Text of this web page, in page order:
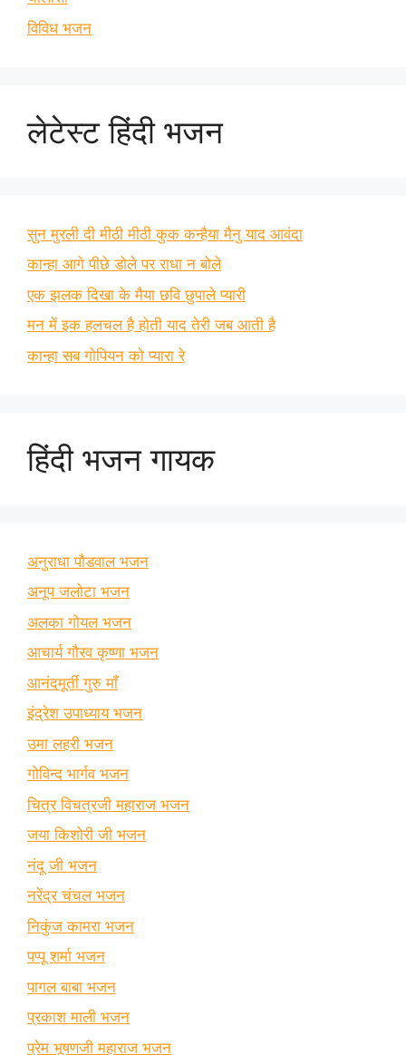
विविध भजन
लेटेस्ट हिंदी भजन
सुन मुरली दी मीठी मीठी कुक कन्हैया मैनु याद आवंदा
कान्हा आगे पीछे डोले पर राधा न बोले
एक झलक दिखा के मैया छवि छुपाले प्यारी
मन में इक हलचल है होती याद तेरी जब आती है
कान्हा सब गोपियन को प्यारा रे
हिंदी भजन गायक
अनुराधा पौडवाल भजन
अनूप जलोटा भजन
अलका गोयल भजन
आचार्य गौरव कृष्णा भजन
आनंदमूर्ती गुरु माँ
इंद्रेश उपाध्याय भजन
उमा लहरी भजन
गोविन्द भार्गव भजन
चित्र विचत्रजी महाराज भजन
जया किशोरी जी भजन
नंदू जी भजन
नरेंद्र चंचल भजन
निकुंज कामरा भजन
पप्पू शर्मा भजन
पागल बाबा भजन
प्रकाश माली भजन
प्रेम भूषणजी महाराज भजन